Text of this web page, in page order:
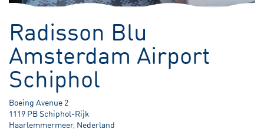
Radisson Blu
Amsterdam Airport
Schiphol
Boeing Avenue 2
1119 PB Schiphol-Rijk
Haarlemmermeer, Nederland